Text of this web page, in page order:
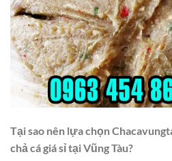
Tại sao nên lựa chọn
chả cá giá sỉ tại Vũng Tàu?